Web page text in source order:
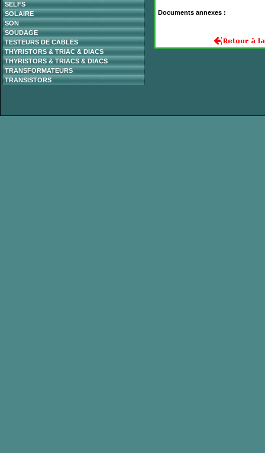
SELFS
SOLAIRE
SON
SOUDAGE
TESTEURS DE CABLES
THYRISTORS & TRIAC & DIACS
THYRISTORS & TRIACS & DIACS
TRANSFORMATEURS
TRANSISTORS
Documents annexes :